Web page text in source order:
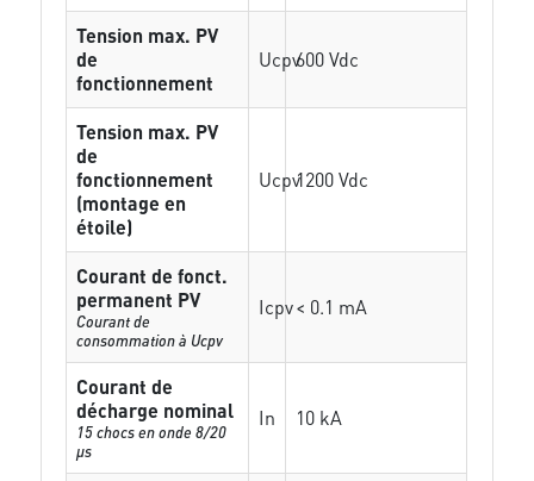
Tension max. PV
de
fonctionnement
Ucpv600 Vdc
Tension max. PV
de
fonctionnement
(montage en
étoile)
Ucpv1200 Vdc
Courant de fonct.
permanent PV
Courant de
consommation à Ucpv
Icpv< 0.1 mA
Courant de
décharge nominal
15 chocs en onde 8/20
µs
In 10 kA